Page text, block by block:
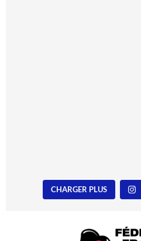
CHARGER PLUS